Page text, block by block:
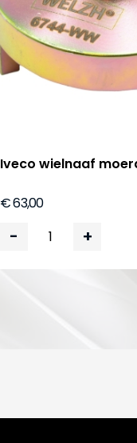
Iveco wielnaaf
€ 63,00
- +